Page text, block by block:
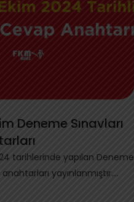
Deneme Sınavları
tarihlerinde yapılan Deneme
yayınlanmıştır.